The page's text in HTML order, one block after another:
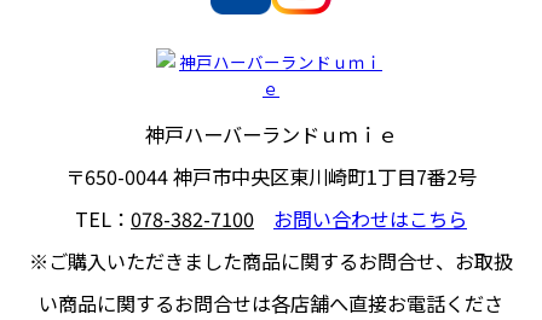
神戸ハーバーランドｕｍｉｅ
〒650-0044神戸市中央区東川崎町1丁目7番2号
TEL： 078-382-7100
お問い合わせはこちら
※ご購入いただきました商品に関するお問合せ、 お取扱
い商品に関するお問合せは各店舗へ直接お電話くださ